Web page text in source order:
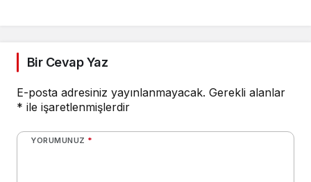
Bir Cevap Yaz
E-posta adresiniz yayınlanmayacak. Gerekli alanlar
* ile işaretlenmişlerdir
YORUMUNUZ *